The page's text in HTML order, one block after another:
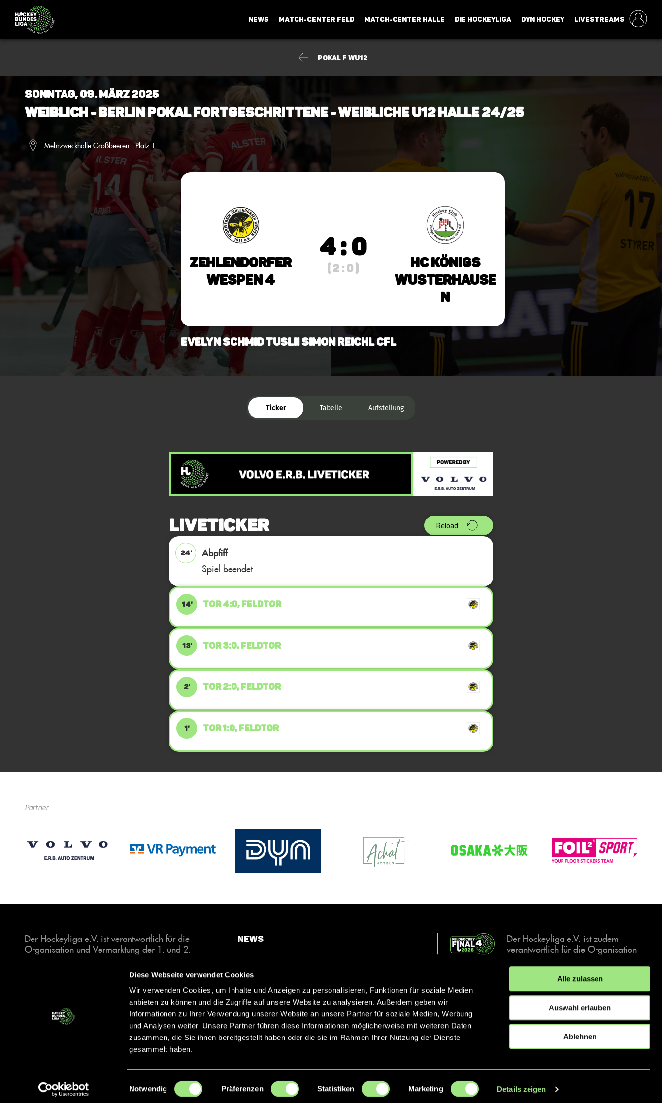
Diese Webseite verwendet Cookies
Wir verwenden Cookies, um Inhalte und Anzeigen zu personalisieren, Funktionen für soziale Medien
anbieten zu können und die Zugriffe auf unsere Website zu analysieren. Außerdem geben wir
Informationen zu Ihrer Verwendung unserer Website an unsere Partner für soziale Medien, Werbung
und Analysen weiter. Unsere Partner führen diese Informationen möglicherweise mit weiteren Daten
zusammen, die Sie ihnen bereitgestellt haben oder die sie im Rahmen Ihrer Nutzung der Dienste
gesammelt haben.
Einwilligungsauswahl
Notwendig Präferenzen Statistiken Marketing Details zeigen
Alle zulassen
Auswahl erlauben
Ablehnen
NEWS MATCH-CENTER FELD MATCH-CENTER HALLE DIE HOCKEYLIGA DYN HOCKEY LIVESTREAMS
Pokal F wU12
Sonntag, 09. März 2025
Weiblich - Berlin Pokal Fortgeschrittene - weibliche U12 Halle 24/25
Mehrzweckhalle Großbeeren - Platz 1
Zehlendorfer
Wespen 4
4 : 0
( 2 : 0 )
HC Königs
Wusterhause
n
Evelyn Schmid TusLii Simon Reichl CFL
Ticker Tabelle Aufstellung
Liveticker Reload
24'
Abpfiff
Spiel beendet
14' TOR 4:0, FELDTOR
13' TOR 3:0, FELDTOR
2' TOR 2:0, FELDTOR
1' TOR 1:0, FELDTOR
Partner
Der Hockeyliga e.V. ist verantwortlich für die
Organisation und Vermarktung der 1. und 2.
Halle. Insgesamt sind über 60 Vereine unter dem
Dach der Hockeyliga organisiert, sowohl im
Herren als auch im Damen Bereich.
News
Kontakt
Der Hockeyliga e.V. ist zudem
verantwortlich für die Organisation
Events, der deutschen Hockey-
Meisterschaften.
IMPRESSUM DATENSCHUTZERKLÄRUNG
© 2026 hockey.de